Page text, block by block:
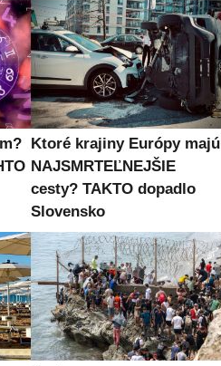
Ktoré krajiny Európy majú
NAJSMRTEĽNEJŠIE
cesty? TAKTO dopadlo
Slovensko